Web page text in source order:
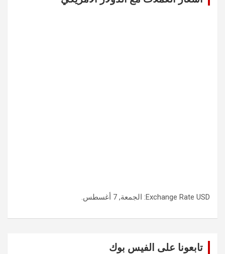
Exchange Rate USD : الجمعة, 7 أغسطس.
تابعونا على الفيس بوك